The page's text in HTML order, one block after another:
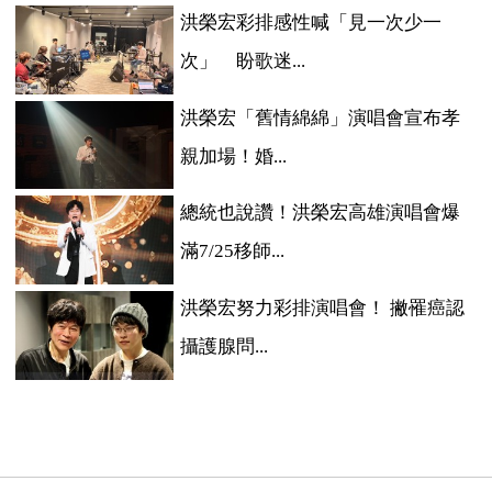
洪榮宏彩排感性喊「見一次少一
次」 盼歌迷...
洪榮宏「舊情綿綿」演唱會宣布孝
親加場！婚...
總統也說讚！洪榮宏高雄演唱會爆
滿7/25移師...
洪榮宏努力彩排演唱會！ 撇罹癌認
攝護腺問...